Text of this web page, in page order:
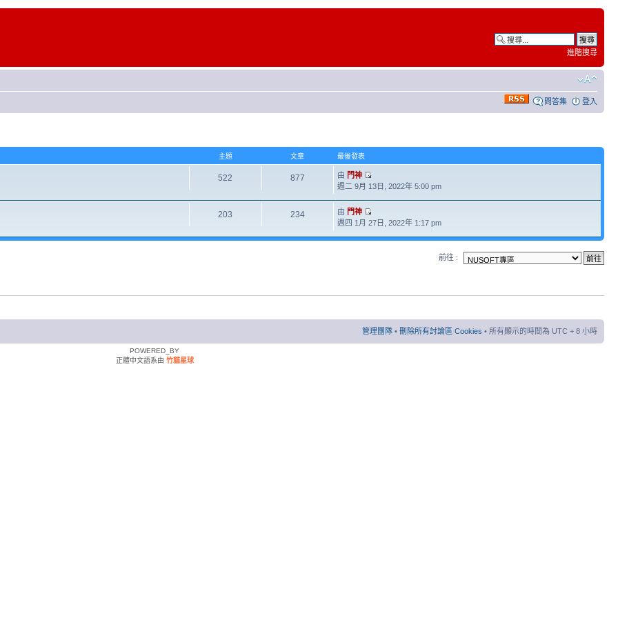
進階搜尋
問答集 登入
主題 文章 最後發表
522 877 由 門神
週二 9月 13日, 2022年 5:00 pm
203 234 由 門神
週四 1月 27日, 2022年 1:17 pm
前往 :
管理團隊 • 刪除所有討論區 Cookies • 所有顯示的時間為 UTC + 8 小時
POWERED_BY
正體中文語系由 竹貓星球